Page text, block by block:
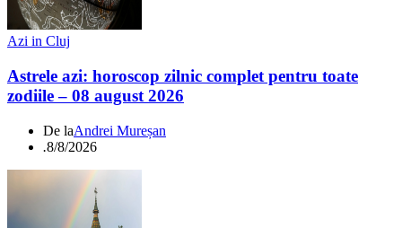
Azi in Cluj
Astrele azi: horoscop zilnic complet pentru toate
zodiile – 08 august 2026
De laAndrei Mureșan
.8/8/2026